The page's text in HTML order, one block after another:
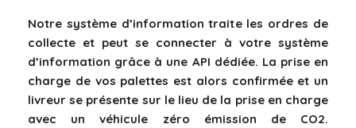
Notre système d’information traite les ordres de
collecte et peut se connecter à votre système
d’information grâce à une API dédiée. La prise en
charge de vos palettes est alors confirmée et un
livreur se présente sur le lieu de la prise en charge
avec un véhicule zéro émission de CO2.